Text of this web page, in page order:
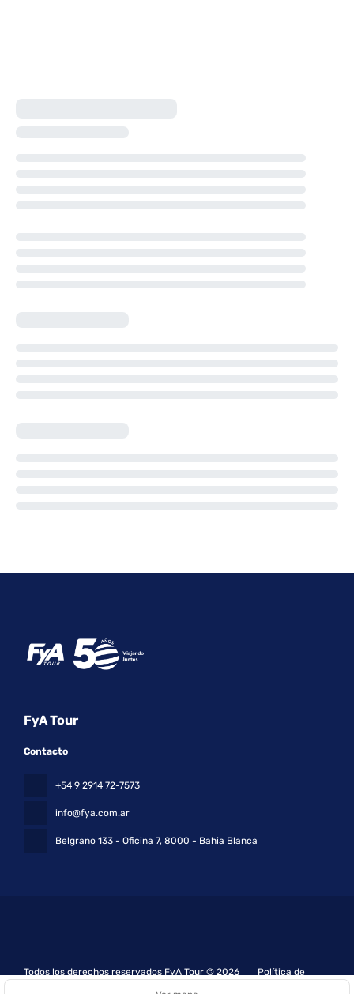
FyA Tour
Contacto
+54 9 2914 72-7573
info@fya.com.ar
Belgrano 133 - Oficina 7, 8000 - Bahia Blanca
Todos los derechos reservados FyA Tour © 2026
Política de